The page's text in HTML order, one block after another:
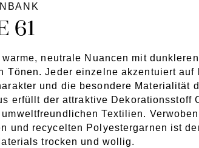
61
neutrale Nuancen mit
Tönen. Jeder einzelne akzentuiert auf
und die besondere Materialität
erfüllt der attraktive Dekorationsstoff
Textilien.
und recycelten Polyestergarnen ist
trocken und wollig.